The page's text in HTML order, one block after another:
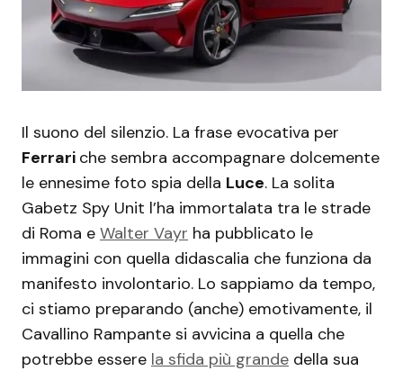
Il suono del silenzio. La frase evocativa per
Ferrari che sembra accompagnare dolcemente
le ennesime foto spia della Luce. La solita
Gabetz Spy Unit l’ha immortalata tra le strade
di Roma e Walter Vayr ha pubblicato le
immagini con quella didascalia che funziona da
manifesto involontario. Lo sappiamo da tempo,
ci stiamo preparando (anche) emotivamente, il
Cavallino Rampante si avvicina a quella che
potrebbe essere la sfida più grande della sua